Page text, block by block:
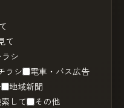
て
シ
ラシ
電車・バス広告
地域新聞
して その他